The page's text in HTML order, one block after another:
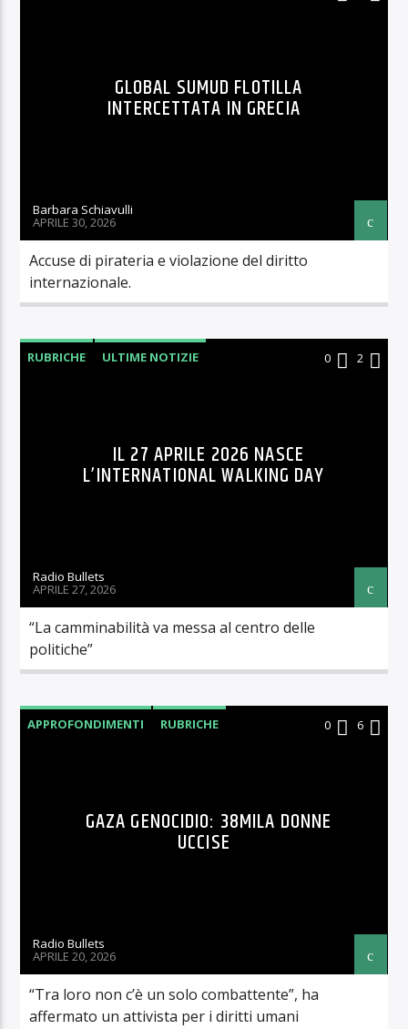
GLOBAL SUMUD FLOTILLA
INTERCETTATA IN GRECIA
Barbara Schiavulli
APRILE 30, 2026
Accuse di pirateria e violazione del diritto
internazionale.
RUBRICHE ULTIME NOTIZIE 0 2
IL 27 APRILE 2026 NASCE
L’INTERNATIONAL WALKING DAY
Radio Bullets
APRILE 27, 2026
“La camminabilità va messa al centro delle
politiche”
APPROFONDIMENTI RUBRICHE 0 6
GAZA GENOCIDIO: 38MILA DONNE
UCCISE
Radio Bullets
APRILE 20, 2026
“Tra loro non c’è un solo combattente”, ha
affermato un attivista per i diritti umani